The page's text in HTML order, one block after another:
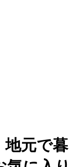
地元で暮